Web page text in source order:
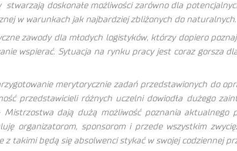
doskonałe możliwości zarówno dla
w warunkach jak najbardziej zbliżonych do naturalnych.
zawody dla młodych logistyków, którzy dopiero
wspierać. Sytuacja na rynku pracy jest coraz gorsza
merytorycznie zadań przedstawionych do
przedstawicieli różnych uczelni dowiodła dużego
Mistrzostwa dają dużą możliwość poznania aktualnego
organizatorom, sponsorom i przede wszystkim
takimi będą się absolwenci stykać w swojej codziennej